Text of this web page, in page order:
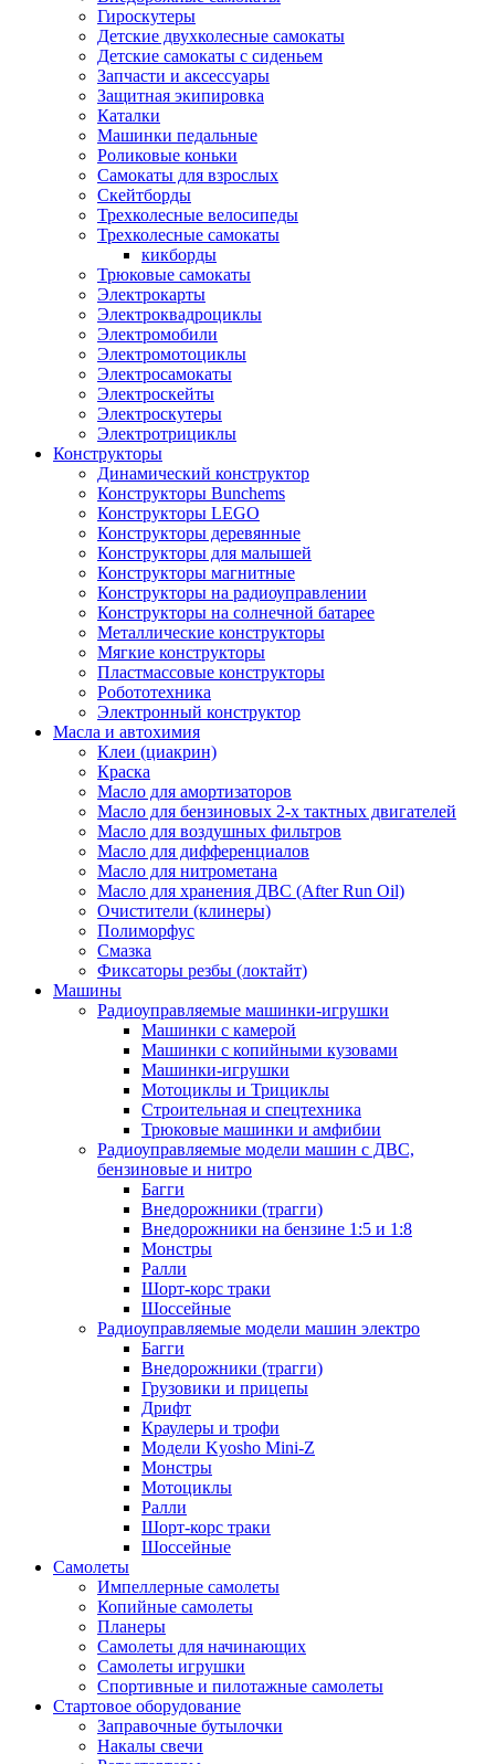
Гироскутеры
Детские двухколесные самокаты
Детские самокаты с сиденьем
Запчасти и аксессуары
Защитная экипировка
Каталки
Машинки педальные
Роликовые коньки
Самокаты для взрослых
Скейтборды
Трехколесные велосипеды
Трехколесные самокаты
кикборды
Трюковые самокаты
Электрокарты
Электроквадроциклы
Электромобили
Электромотоциклы
Электросамокаты
Электроскейты
Электроскутеры
Электротрициклы
Конструкторы
Динамический конструктор
Конструкторы Bunchems
Конструкторы LEGO
Конструкторы деревянные
Конструкторы для малышей
Конструкторы магнитные
Конструкторы на радиоуправлении
Конструкторы на солнечной батарее
Металлические конструкторы
Мягкие конструкторы
Пластмассовые конструкторы
Робототехника
Электронный конструктор
Масла и автохимия
Клеи (циакрин)
Краска
Масло для амортизаторов
Масло для бензиновых 2-х тактных двигателей
Масло для воздушных фильтров
Масло для дифференциалов
Масло для нитрометана
Масло для хранения ДВС (After Run Oil)
Очистители (клинеры)
Полиморфус
Смазка
Фиксаторы резбы (локтайт)
Машины
Радиоуправляемые машинки-игрушки
Машинки с камерой
Машинки с копийными кузовами
Машинки-игрушки
Мотоциклы и Трициклы
Строительная и спецтехника
Трюковые машинки и амфибии
Радиоуправляемые модели машин с ДВС,
бензиновые и нитро
Багги
Внедорожники (трагги)
Внедорожники на бензине 1:5 и 1:8
Монстры
Ралли
Шорт-корс траки
Шоссейные
Радиоуправляемые модели машин электро
Багги
Внедорожники (трагги)
Грузовики и прицепы
Дрифт
Краулеры и трофи
Модели Kyosho Mini-Z
Монстры
Мотоциклы
Ралли
Шорт-корс траки
Шоссейные
Самолеты
Импеллерные самолеты
Копийные самолеты
Планеры
Самолеты для начинающих
Самолеты игрушки
Спортивные и пилотажные самолеты
Стартовое оборудование
Заправочные бутылочки
Накалы свечи